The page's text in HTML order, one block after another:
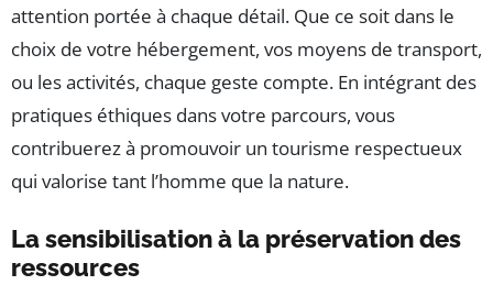
attention portée à chaque détail. Que ce soit dans le
choix de votre hébergement, vos moyens de transport,
ou les activités, chaque geste compte. En intégrant des
pratiques éthiques dans votre parcours, vous
contribuerez à promouvoir un tourisme respectueux
qui valorise tant l’homme que la nature.
La sensibilisation à la préservation des
ressources